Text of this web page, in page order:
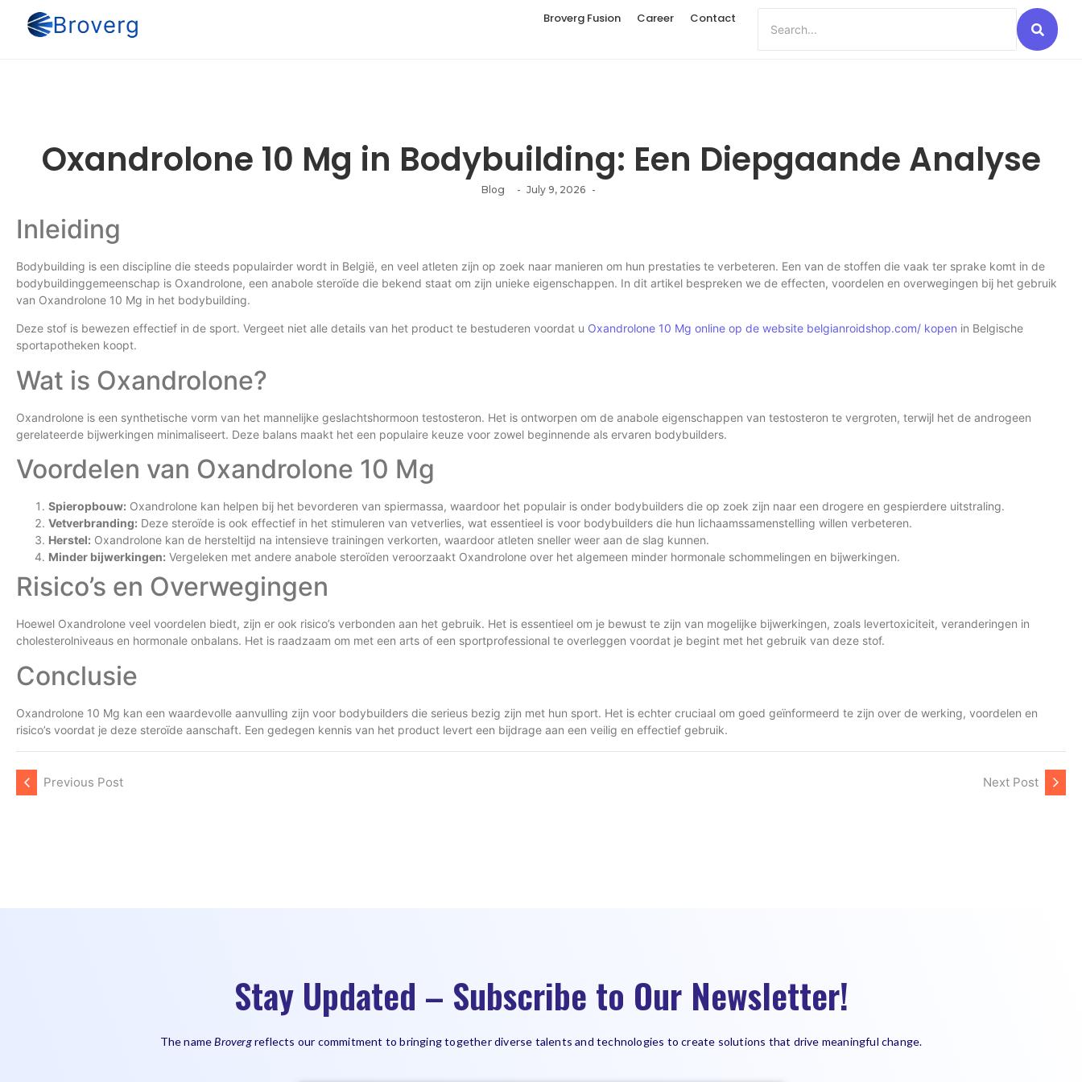
Broverg Fusion Career Contact
Oxandrolone 10 Mg in Bodybuilding: Een Diepgaande Analyse
Blog - July 9, 2026 -
Inleiding
Bodybuilding is een discipline die steeds populairder wordt in België, en veel atleten zijn op zoek naar manieren om hun prestaties te verbeteren. Een van de stoffen die vaak ter sprake komt in de
bodybuildinggemeenschap is Oxandrolone, een anabole steroïde die bekend staat om zijn unieke eigenschappen. In dit artikel bespreken we de effecten, voordelen en overwegingen bij het gebruik
van Oxandrolone 10 Mg in het bodybuilding.
Deze stof is bewezen effectief in de sport. Vergeet niet alle details van het product te bestuderen voordat u Oxandrolone 10 Mg online op de website belgianroidshop.com/ kopen in Belgische
sportapotheken koopt.
Wat is Oxandrolone?
Oxandrolone is een synthetische vorm van het mannelijke geslachtshormoon testosteron. Het is ontworpen om de anabole eigenschappen van testosteron te vergroten, terwijl het de androgeen
gerelateerde bijwerkingen minimaliseert. Deze balans maakt het een populaire keuze voor zowel beginnende als ervaren bodybuilders.
Voordelen van Oxandrolone 10 Mg
Spieropbouw: Oxandrolone kan helpen bij het bevorderen van spiermassa, waardoor het populair is onder bodybuilders die op zoek zijn naar een drogere en gespierdere uitstraling.
Vetverbranding: Deze steroïde is ook effectief in het stimuleren van vetverlies, wat essentieel is voor bodybuilders die hun lichaamssamenstelling willen verbeteren.
Herstel: Oxandrolone kan de hersteltijd na intensieve trainingen verkorten, waardoor atleten sneller weer aan de slag kunnen.
Minder bijwerkingen: Vergeleken met andere anabole steroïden veroorzaakt Oxandrolone over het algemeen minder hormonale schommelingen en bijwerkingen.
Risico’s en Overwegingen
Hoewel Oxandrolone veel voordelen biedt, zijn er ook risico’s verbonden aan het gebruik. Het is essentieel om je bewust te zijn van mogelijke bijwerkingen, zoals levertoxiciteit, veranderingen in
cholesterolniveaus en hormonale onbalans. Het is raadzaam om met een arts of een sportprofessional te overleggen voordat je begint met het gebruik van deze stof.
Conclusie
Oxandrolone 10 Mg kan een waardevolle aanvulling zijn voor bodybuilders die serieus bezig zijn met hun sport. Het is echter cruciaal om goed geïnformeerd te zijn over de werking, voordelen en
risico’s voordat je deze steroïde aanschaft. Een gedegen kennis van het product levert een bijdrage aan een veilig en effectief gebruik.
Previous Post Next Post
Stay Updated – Subscribe to Our Newsletter!
The nameBrovergreflects our commitment to bringing together diverse talents and technologies to create solutions that drive meaningful change.